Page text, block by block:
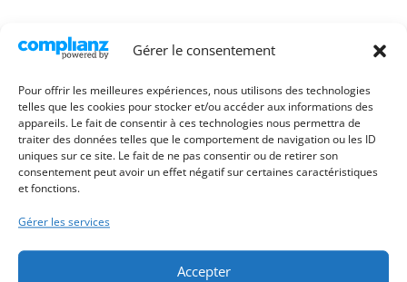
Gérer le consentement
Pour offrir les meilleures expériences, nous utilisons des technologies
telles que les cookies pour stocker et/ou accéder aux informations des
appareils. Le fait de consentir à ces technologies nous permettra de
traiter des données telles que le comportement de navigation ou les ID
uniques sur ce site. Le fait de ne pas consentir ou de retirer son
consentement peut avoir un effet négatif sur certaines caractéristiques
et fonctions.
Gérer les services
Accepter
8,00€
12,00€